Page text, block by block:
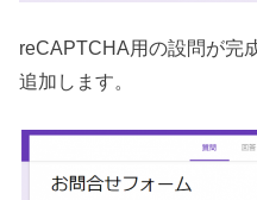
reCAPTCHA用の設問が完
追加します。